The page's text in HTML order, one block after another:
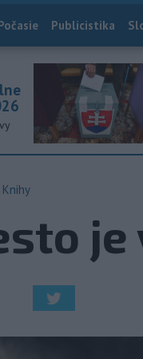
Publicistika
Knihy
je